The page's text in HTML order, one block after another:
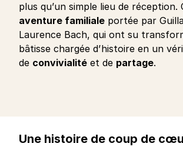
plus qu’un simple lieu de réception.
aventure familiale portée par
Laurence Bach, qui ont su
bâtisse chargée d’histoire en un
de convivialité et de partage.
Une histoire de coup de